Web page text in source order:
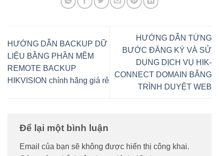
HƯỚNG DẪN BACKUP DỮ
LIỆU BẰNG PHẦN MỀM
REMOTE BACKUP
HIKVISION chính hãng giá rẻ
HƯỚNG DẪN TỪNG
BƯỚC ĐĂNG KÝ VÀ SỬ
DỤNG DỊCH VỤ HIK-
CONNECT DOMAIN BẰNG
TRÌNH DUYỆT WEB
Để lại một bình luận
Email của bạn sẽ không được hiển thị công khai.